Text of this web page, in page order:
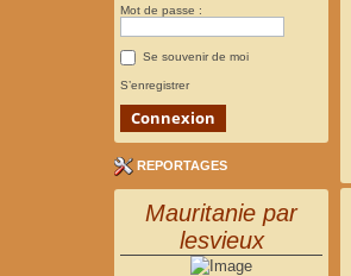
Mot de passe :
Se souvenir de moi
S’enregistrer
REPORTAGES
Mauritanie par
lesvieux